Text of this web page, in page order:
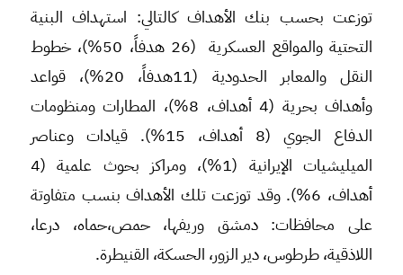
توزعت بحسب بنك الأهداف كالتالي: استهداف البنية
التحتية والمواقع العسكرية (26 هدفاً، 50%)، خطوط
النقل والمعابر الحدودية (11هدفاً، 20%)، قواعد
وأهداف بحرية (4 أهداف، 8%)، المطارات ومنظومات
الدفاع الجوي (8 أهداف، 15%). قيادات وعناصر
الميليشيات الإيرانية (1%)، ومراكز بحوث علمية (4
أهداف، 6%). وقد توزعت تلك الأهداف بنسب متفاوتة
على محافظات: دمشق وريفها، حمص،حماه، درعا،
اللاذقية، طرطوس، دير الزور، الحسكة، القنيطرة.